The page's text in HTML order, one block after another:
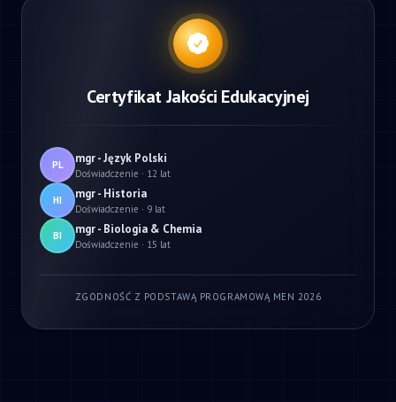
Certyfikat Jakości Edukacyjnej
PL mgr - Język Polski
Doświadczenie · 12 lat
HI mgr - Historia
Doświadczenie · 9 lat
BI mgr - Biologia & Chemia
Doświadczenie · 15 lat
ZGODNOŚĆ Z PODSTAWĄ PROGRAMOWĄ MEN 2026